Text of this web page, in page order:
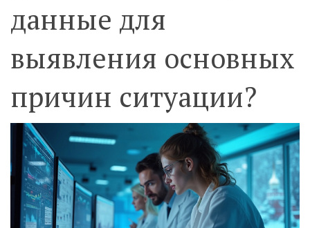
данные для
выявления основных
причин ситуации?